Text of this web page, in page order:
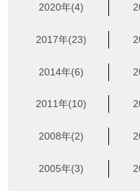
2020年(4)
2017年(23)
2014年(6)
2011年(10)
2008年(2)
2005年(3)